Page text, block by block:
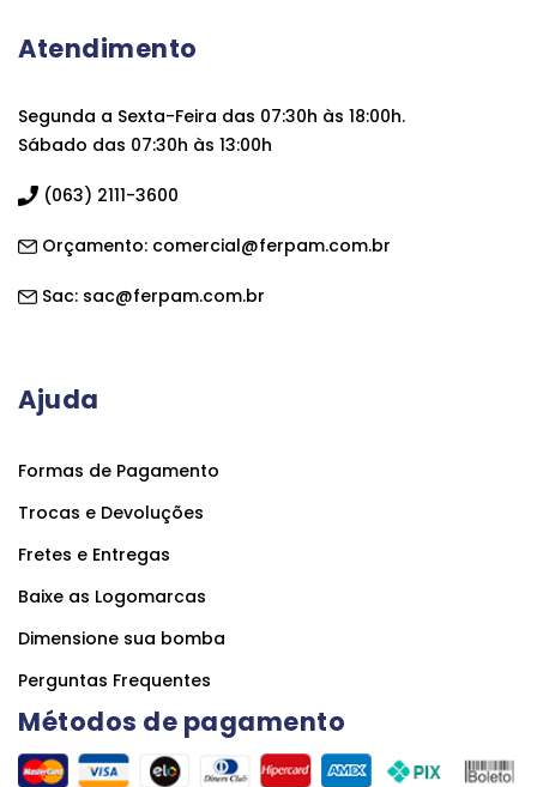
Atendimento
Segunda a Sexta-Feira das 07:30h às 18:00h.
Sábado das 07:30h às 13:00h
(063) 2111-3600
Orçamento: comercial@ferpam.com.br
Sac: sac@ferpam.com.br
Ajuda
Formas de Pagamento
Trocas e Devoluções
Fretes e Entregas
Baixe as Logomarcas
Dimensione sua bomba
Perguntas Frequentes
Métodos de pagamento